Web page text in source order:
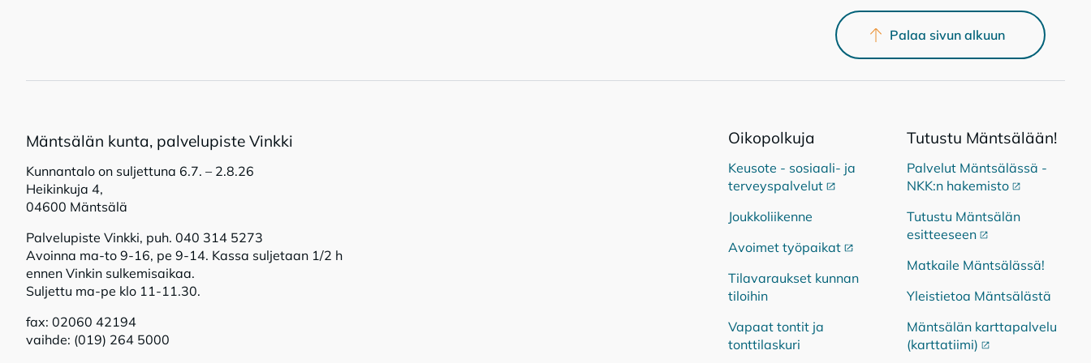
Mänt­sä­län kun­ta, pal­ve­lu­pis­te Vink­ki
Kunnantalo on suljettuna 6.7. – 2.8.26
Heikinkuja 4,
04600 Mäntsälä
Palvelupiste Vinkki, puh. 040 314 5273
Avoinna ma-to 9-16, pe 9-14. Kassa suljetaan 1/2 h
ennen Vinkin sulkemisaikaa.
Suljettu ma-pe klo 11-11.30.
fax: 02060 42194
vaihde: (019) 264 5000
Oi­ko­pol­ku­ja
Keusote - sosiaali- ja
terveyspalvelutUlkoinen linkki
Joukkoliikenne
Avoimet työpaikatUlkoinen linkki
Tilavaraukset kunnan
tiloihin
Vapaat tontit ja
tonttilaskuri
Tu­tus­tu Mänt­sä­lään!
Palvelut Mäntsälässä -
NKK:n hakemisto Ulkoinen
Tutustu Mäntsälän
esitteeseen Ulkoinen linkki
Matkaile Mäntsälässä!
Yleistietoa Mäntsälästä
Mäntsälän karttapalvelu
(karttatiimi) Ulkoinen linkki
Palaa sivun alkuun